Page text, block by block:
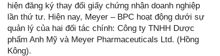
hiện đăng ký thay đổi giấy chứng nhận doanh nghiệp
lần thứ tư. Hiện nay, Meyer – BPC hoạt động dưới sự
quản lý của hai đối tác chính: Công ty TNHH Dược
phẩm Anh Mỹ và Meyer Pharmaceuticals Ltd. (Hồng
Kông).